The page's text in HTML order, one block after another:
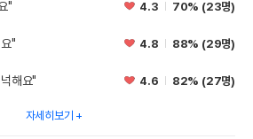
" 4.3 70% (23명)
" 4.8 88% (29명)
해요" 4.6 82% (27명)
자세히보기